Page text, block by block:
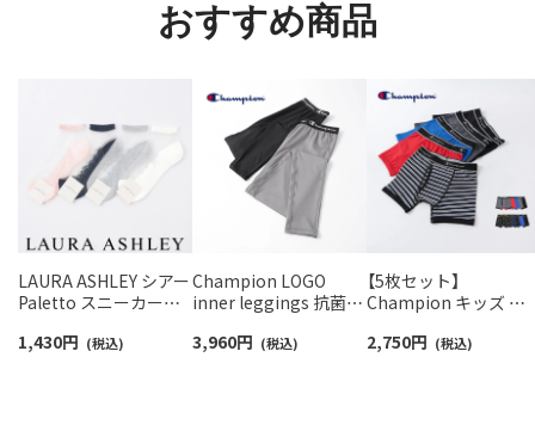
おすすめ商品
LAURA ASHLEY シアー
Paletto スニーカー丈
本製 03357397
1,430円 (税込)
Champion LOGO
inner leggings 抗菌防
ウィメンズ 95451005
3,960円 (税込)
【5枚セット】
Champion キッズ ボ
前開き Cotton
2,750円 (税込)